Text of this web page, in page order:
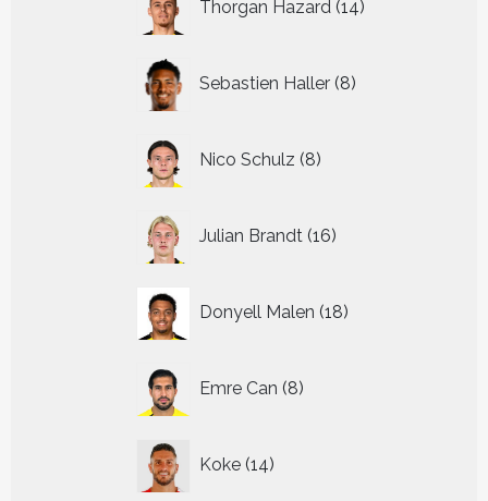
Thorgan Hazard 14
producten
Sebastien Haller 8
producten
Nico Schulz 8
producten
Julian Brandt 16
producten
Donyell Malen 18
producten
Emre Can 8
producten
Koke 14
producten